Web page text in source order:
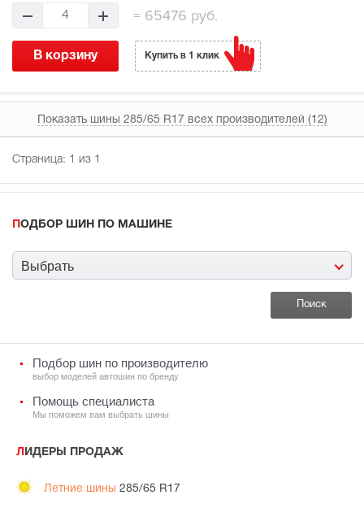
4 =65476 руб.
В корзину Купить в 1 клик
Показать шины 285/65 R17 всех производителей (12)
Страница: 1 из 1
ПОДБОР ШИН ПО МАШИНЕ
Выбрать
Подбор шин по производителю
выбор моделей автошин по бренду
Помощь специалиста
Мы поможем вам выбрать шины
ЛИДЕРЫ ПРОДАЖ
Летние шины 285/65 R17